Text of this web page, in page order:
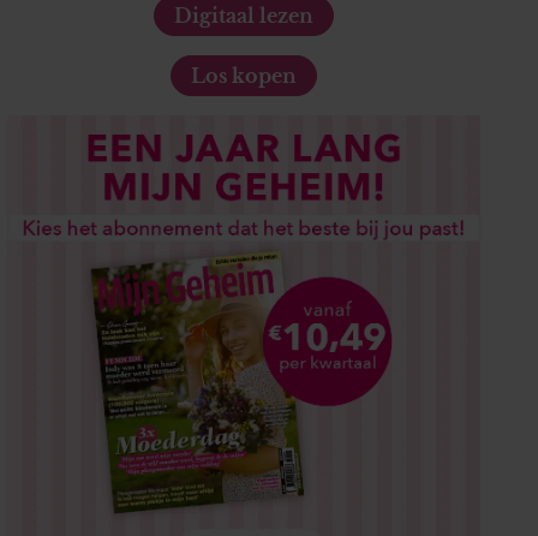
Digitaal lezen
Los kopen